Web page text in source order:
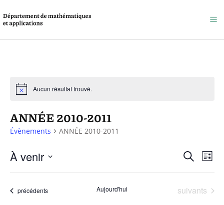
Aucun résultat trouvé.
ANNÉE 2010-2011
Évènements ANNÉE 2010-2011
et
Recherche
de
Liste
À venir
Sélectionnez
date.
Évènements
précédents Aujourd'hui Évènements
suivants